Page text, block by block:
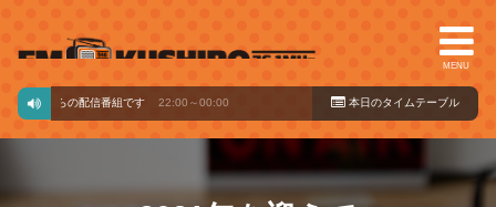
MENU
ードからの配信番組です 22:00～00:00 本日のタイ ムテーブル